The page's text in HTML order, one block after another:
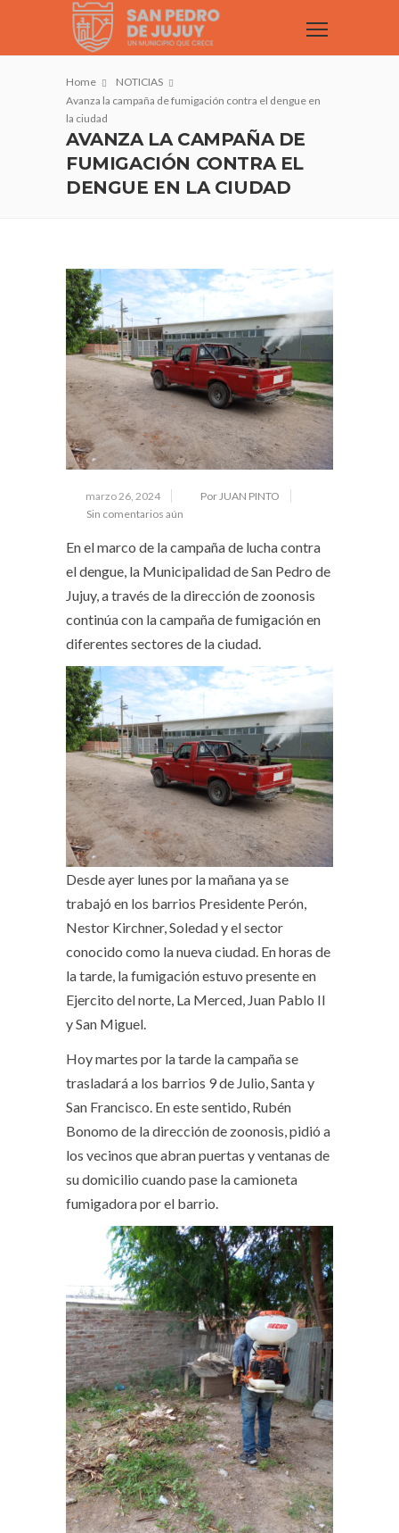
Home
NOTICIAS
Avanza la campaña de fumigación contra el dengue en
la ciudad
AVANZA LA CAMPAÑA DE
FUMIGACIÓN CONTRA EL
DENGUE EN LA CIUDAD
marzo 26, 2024
Por JUAN PINTO
Sin comentarios aún
En el marco de la campaña de lucha contra
el dengue, la Municipalidad de San Pedro de
Jujuy, a través de la dirección de zoonosis
continúa con la campaña de fumigación en
diferentes sectores de la ciudad.
Desde ayer lunes por la mañana ya se
trabajó en los barrios Presidente Perón,
Nestor Kirchner, Soledad y el sector
conocido como la nueva ciudad. En horas de
la tarde, la fumigación estuvo presente en
Ejercito del norte, La Merced, Juan Pablo II
y San Miguel.
Hoy martes por la tarde la campaña se
trasladará a los barrios 9 de Julio, Santa y
San Francisco. En este sentido, Rubén
Bonomo de la dirección de zoonosis, pidió a
los vecinos que abran puertas y ventanas de
su domicilio cuando pase la camioneta
fumigadora por el barrio.